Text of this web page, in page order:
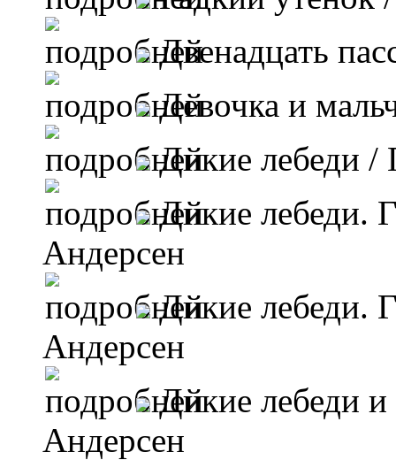
Двенадцать
Девочка и
Дикие лебеди /
Дикие лебеди.
Андерсен
Дикие лебеди.
Андерсен
Дикие лебеди и
Андерсен